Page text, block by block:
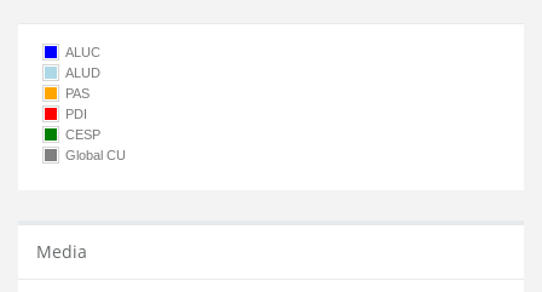
ALUC
ALUD
PAS
PDI
CESP
Global CU
Media